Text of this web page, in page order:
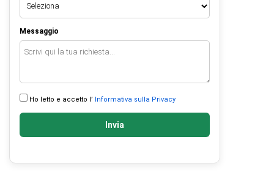
Messaggio
Ho letto e accetto l’ Informativa sulla Privacy
Invia